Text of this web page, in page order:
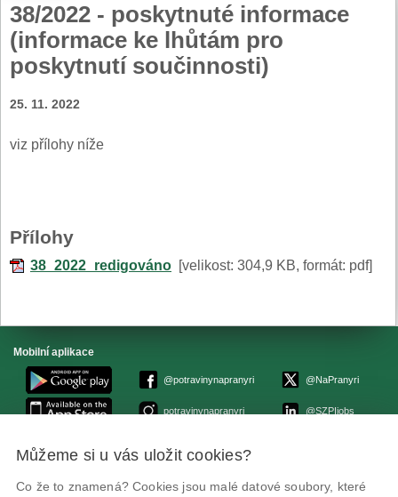
38/2022 - poskytnuté informace
(informace ke lhůtám pro
poskytnutí součinnosti)
25. 11. 2022
viz přílohy níže
Přílohy
38_2022_redigováno [velikost: 304,9 KB, formát: pdf]
Mobilní aplikace
@potravinynapranyri
potravinynapranyri
@NaPranyri
@SZPIjobs
© Státní zemědělská a potravinářská inspekce 2026.
ID datové schránky: avraiqg
Můžeme si u vás uložit cookies?
Co že to znamená? Cookies jsou malé datové soubory, které